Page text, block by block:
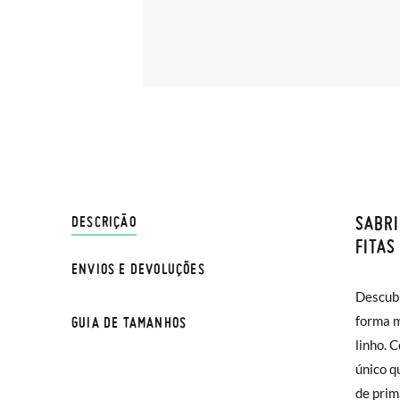
DESCRIÇÃO
FITAS
forma
linho.
único
de
dia.
ENVIOS E DEVOLUÇÕES
normal
sua
Se
na
GUIA DE TAMANHOS